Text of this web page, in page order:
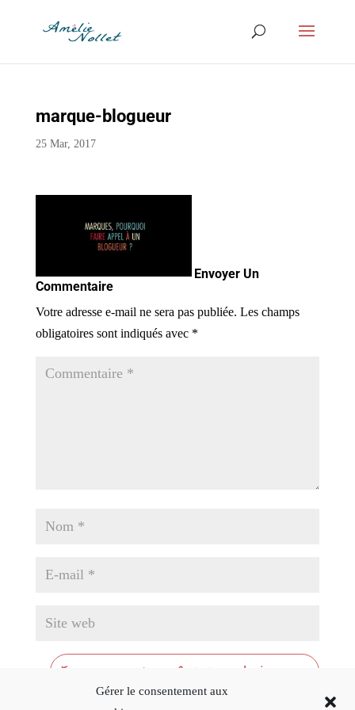
Gérer le consentement aux
marque-blogueur
25 Mar, 2017
Envoyer Un
Commentaire
Votre adresse e-mail ne sera pas publiée. Les champs
obligatoires sont indiqués avec *